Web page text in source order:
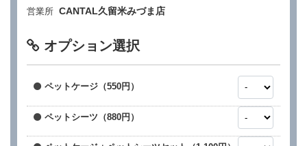
営業所 CANTAL久留米みづま店
オプション選択
ペットケージ（550円）
ペットシーツ（880円）